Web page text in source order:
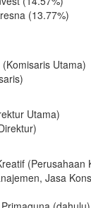
(13.77%)
Utama)
Utama)
(Perusahaan
Jasa